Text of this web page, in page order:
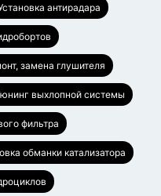
антирадара
замена глушителя
выхлопной системы
фильтра
обманки катализатора